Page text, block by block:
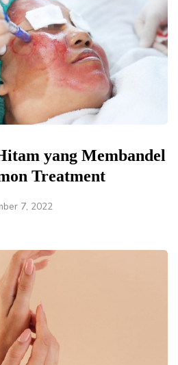
yang Membandel
Treatment
7, 2022